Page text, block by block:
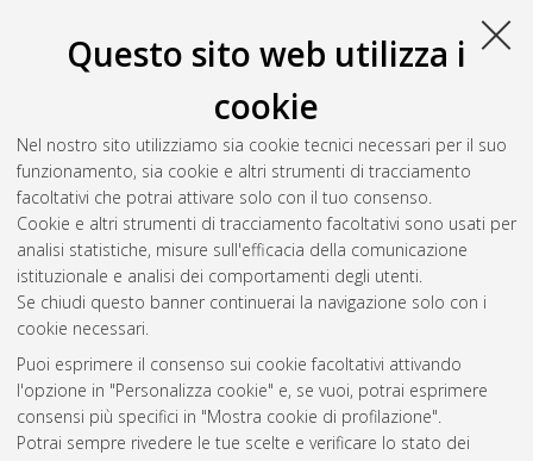
Questo sito web utilizza i
cookie
Nel nostro sito utilizziamo sia cookie tecnici necessari per il suo
funzionamento, sia cookie e altri strumenti di tracciamento
facoltativi che potrai attivare solo con il tuo consenso.
Cookie e altri strumenti di tracciamento facoltativi sono usati per
analisi statistiche, misure sull'efficacia della comunicazione
istituzionale e analisi dei comportamenti degli utenti.
Se chiudi questo banner continuerai la navigazione solo con i
cookie necessari.
Puoi esprimere il consenso sui cookie facoltativi attivando
l'opzione in "Personalizza cookie" e, se vuoi, potrai esprimere
consensi più specifici in "Mostra cookie di profilazione".
Potrai sempre rivedere le tue scelte e verificare lo stato dei
Madda, Khadija(2018)La maschera di Giuha tra
metamorfosi, pluralismo culturale e identita sdoppiate
[Dissertation thesis], Alma Mater Studiorum Università di
Bologna. Dottorato di ricerca inScienze pedagogiche, 29
Ciclo. DOI 10.6092/unibo/amsdottorato/8710.
Questa lista e' stata generata ilSat Aug 8 20:46:14 2026
Atom
Rss 1.0
Rss 2.0